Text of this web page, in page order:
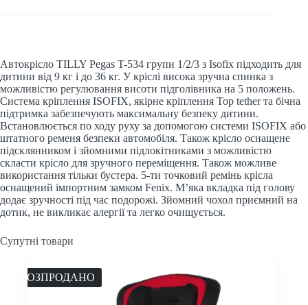
Автокрісло TILLY Pegas T-534 групи 1/2/3 з Isofix підходить для
дитини від 9 кг і до 36 кг. У кріслі висока зручна спинка з
можливістю регулювання висоти підголівника на 5 положень.
Система кріплення ISOFIX, якірне кріплення Top tether та бічна
підтримка забезпечують максимальну безпеку дитини.
Встановлюється по ходу руху за допомогою системи ISOFIX або
штатного ременя безпеки автомобіля. Також крісло оснащене
підсклянником і зйомними підлокітниками з можливістю
скласти крісло для зручного переміщення. Також можливе
використання тільки бустера. 5-ти точковий ремінь крісла
оснащений імпортним замком Fenix. М’яка вкладка під голову
додає зручності під час подорожі. Зйомний чохол приємний на
дотик, не викликає алергії та легко очищується.
Супутні товари
РОЗПРОДАНО